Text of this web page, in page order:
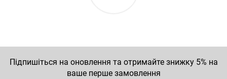
Підпишіться на оновлення та отримайте знижку 5% на
ваше перше замовлення